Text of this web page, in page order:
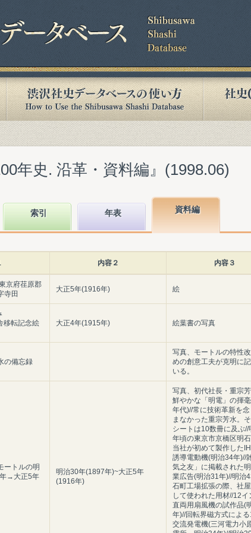
年史. 沿革・資料編』(1998.06)
索引 年表 資料編
内容２ 内容３
京府荏原郡
寺田
大正5年(1916年) 絵
移転記念絵
大正4年(1915年) 絵葉書の写真
の備忘録
写真、モートルの特性
めの創意工夫が克明に
いる。
ートルの明
→大正5年
明治30年(1897年)~大正5年
(1916年)
写真、初代社長・重宗
鮮やかな「明電」の揮
年代)//常に技術革新を
まなかった重宗芳水。
シートは10数冊に及ぶ//
年頃の東京市京橋区明
当社が初めて製作した
誘導電動機(明治34年)//
気之友」に掲載された
業広告(明治31年)//明治
石町工場拡張の際、社
して使われた用材//12イ
直両用扇風機の試作品(
年)//回転界磁方式によ
交流発電機(三河電力小